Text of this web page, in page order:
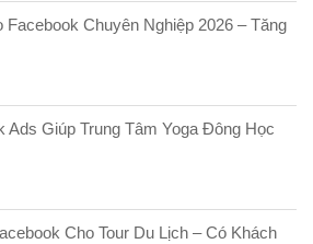
Facebook Chuyên Nghiệp 2026 – Tăng
Ads Giúp Trung Tâm Yoga Đông Học
Cho Tour Du Lịch – Có Khách